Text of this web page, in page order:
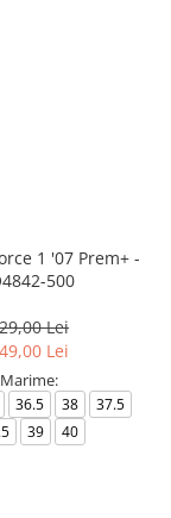
1 '07 Prem+ -
500
Lei
Lei
Marime:
36.5 38
37.5
39 40